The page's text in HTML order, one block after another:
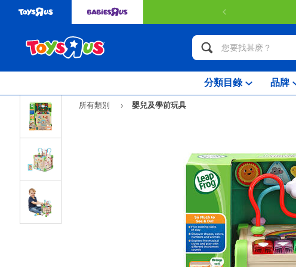
分類目錄 品牌
所有類別
嬰兒及學前玩具